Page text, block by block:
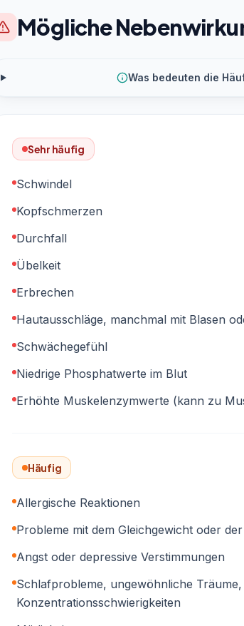
Mögliche
Was bedeuten die
Sehr häufig
Schwindel
Kopfschmerzen
Durchfall
Übelkeit
Erbrechen
Hautausschläge, manchmal mit Blasen
Schwächegefühl
Niedrige Phosphatwerte im Blut
Erhöhte Muskelenzymwerte (kann zu
Häufig
Allergische Reaktionen
Probleme mit dem Gleichgewicht oder
Angst oder depressive Verstimmungen
Schlafprobleme, ungewöhnliche Träume,
Konzentrationsschwierigkeiten